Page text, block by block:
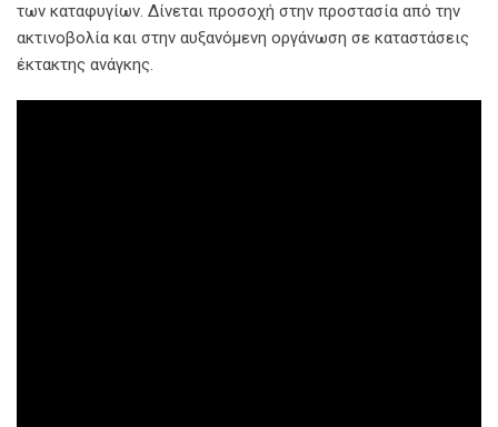
των καταφυγίων. Δίνεται προσοχή στην προστασία από την
ακτινοβολία και στην αυξανόμενη οργάνωση σε καταστάσεις
έκτακτης ανάγκης.